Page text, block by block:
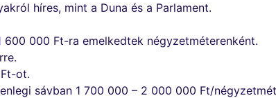
híres, mint a Duna és a Parlament.
000 Ft-ra emelkedtek négyzetméterenként.
ot.
sávban 1 700 000 – 2 000 000 Ft/